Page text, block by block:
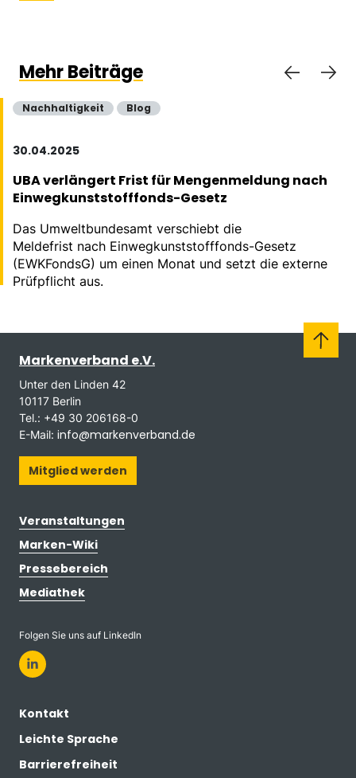
Mehr Beiträge
Nachhaltigkeit Blog
30.04.2025
UBA verlängert Frist für Mengenmeldung nach
Einwegkunststofffonds-Gesetz
Das Umweltbundesamt verschiebt die
Meldefrist nach Einwegkunststofffonds-Gesetz
(EWKFondsG) um einen Monat und setzt die externe
Prüfpflicht aus.
Markenverband e.V.
Unter den Linden 42
10117 Berlin
Tel.: +49 30 206168-0
E-Mail: info@markenverband.de
Mitglied werden
Veranstaltungen
Marken-Wiki
Pressebereich
Mediathek
Folgen Sie uns auf LinkedIn
Kontakt
Leichte Sprache
Barrierefreiheit